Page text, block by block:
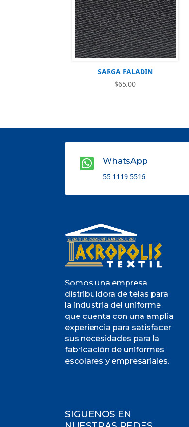
SARGA PALADIN
$65.00
 WhatsApp
55 1119 5516
Somos una empresa
distribuidora de telas para
la industria del uniforme
que cuenta con una amplia
experiencia para satisfacer
sus necesidades para la
fabricación de uniformes
escolares y empresariales.
SIGUENOS EN